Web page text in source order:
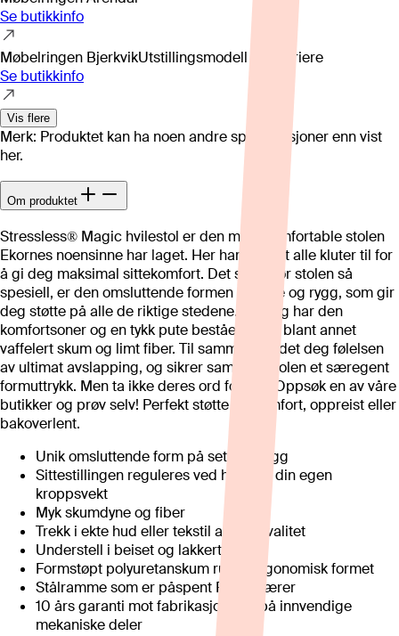
Se butikkinfo
Møbelringen BjerkvikUtstillingsmodell kan variere
Se butikkinfo
Vis flere
Merk: Produktet kan ha noen andre spesifikasjoner enn vist
her.
Om produktet
Stressless® Magic hvilestol er den mest komfortable stolen
Ekornes noensinne har laget. Her har de lagt alle kluter til for
å gi deg maksimal sittekomfort. Det som gjør stolen så
spesiell, er den omsluttende formen på sete og rygg, som gir
deg støtte på alle de riktige stedene. I tillegg har den
komfortsoner og en tykk pute bestående av blant annet
vaffelert skum og limt fiber. Til sammen gir det deg følelsen
av ultimat avslapping, og sikrer samtidig stolen et særegent
formuttrykk. Men ta ikke deres ord for det: Oppsøk en av våre
butikker og prøv selv! Perfekt støtte og komfort, oppreist eller
bakoverlent.
Unik omsluttende form på sete og rygg
Sittestillingen reguleres ved hjelp av din egen
kroppsvekt
Myk skumdyne og fiber
Trekk i ekte hud eller tekstil av høy kvalitet
Understell i beiset og lakkert bøk
Formstøpt polyuretanskum rundt ergonomisk formet
Stålramme som er påspent Flexo-fjærer
10 års garanti mot fabrikasjonsfeil på innvendige
mekaniske deler